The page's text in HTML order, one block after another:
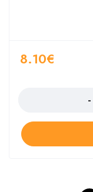
8.10€